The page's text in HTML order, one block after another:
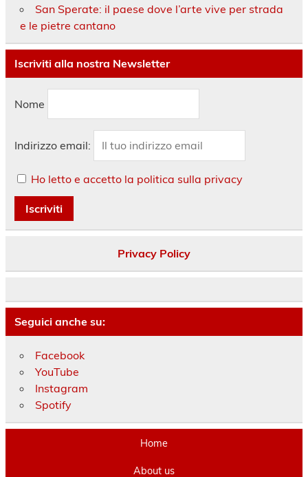
San Sperate: il paese dove l’arte vive per strada
e le pietre cantano
Iscriviti alla nostra Newsletter
Nome
Indirizzo email:
Ho letto e accetto la politica sulla privacy
Privacy Policy
Seguici anche su:
Facebook
YouTube
Instagram
Spotify
Home
About us